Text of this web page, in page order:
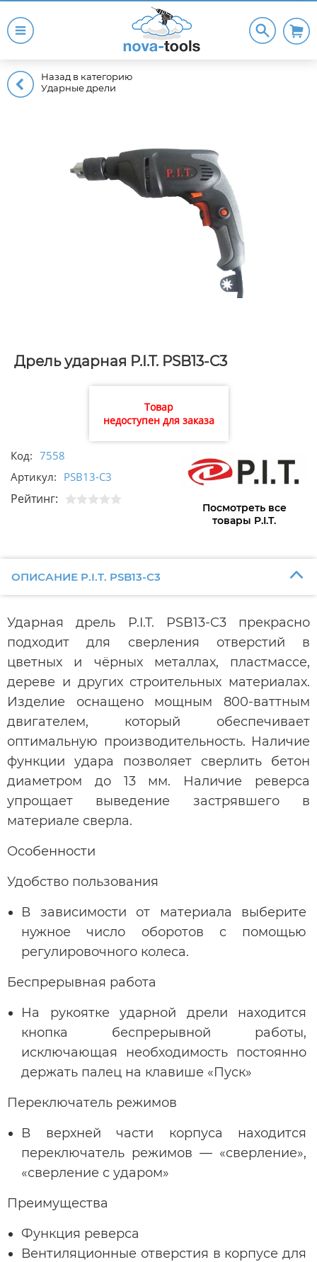
Назад в категорию
Ударные дрели
Дрель ударная P.I.T. PSB13-C3
Товар
недоступен для заказа
Код: 7558
Артикул: РSB13-C3
Рейтинг:
Посмотреть все
товары P.I.T.
ОПИСАНИЕ P.I.T. PSB13-C3
Ударная дрель P.I.T. PSB13-C3 прекрасно
подходит для сверления отверстий в
цветных и чёрных металлах, пластмассе,
дереве и других строительных материалах.
Изделие оснащено мощным 800-ваттным
двигателем, который обеспечивает
оптимальную производительность. Наличие
функции удара позволяет сверлить бетон
диаметром до 13 мм. Наличие реверса
упрощает выведение застрявшего в
материале сверла.
Особенности
Удобство пользования
В зависимости от материала выберите
нужное число оборотов с помощью
регулировочного колеса.
Беспрерывная работа
На рукоятке ударной дрели находится
кнопка беспрерывной работы,
исключающая необходимость постоянно
держать палец на клавише «Пуск»
Переключатель режимов
В верхней части корпуса находится
переключатель режимов — «сверление»,
«сверление с ударом»
Преимущества
Функция реверса
Вентиляционные отверстия в корпусе для